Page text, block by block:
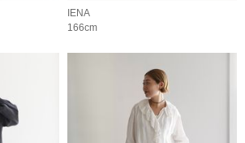
IENA
166cm